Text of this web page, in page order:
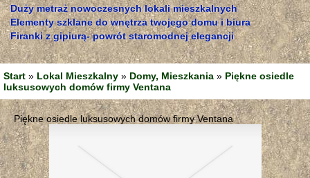
Duży metraż nowoczesnych lokali mieszkalnych
Elementy szklane do wnętrza twojego domu i biura
Firanki z gipiurą- powrót staromodnej elegancji
Start » Lokal Mieszkalny » Domy, Mieszkania » Piękne osiedle
luksusowych domów firmy Ventana
Piękne osiedle luksusowych domów firmy Ventana